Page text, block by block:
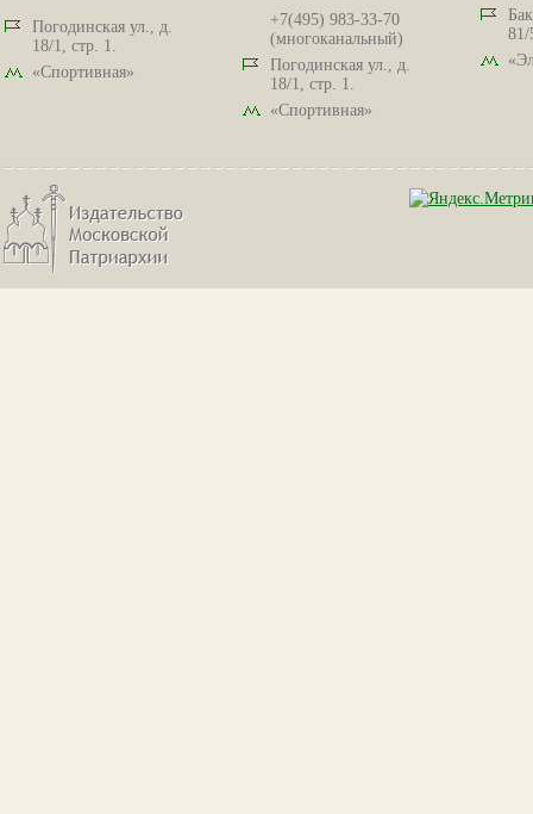
Погодинская ул., д.
18/1, стр. 1.
«Спортивная»
+7(495) 983-33-70
(многоканальный)
Погодинская ул., д.
18/1, стр. 1.
«Спортивная»
81/